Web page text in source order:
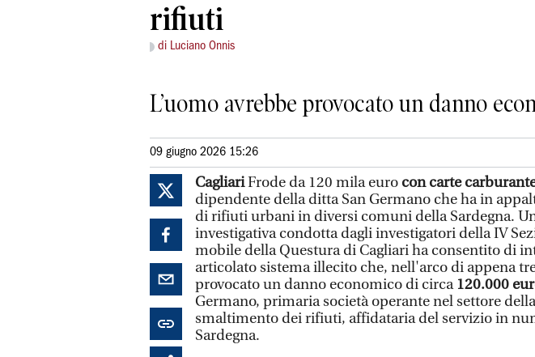
rifiuti
di Luciano Onnis
L’uomo avrebbe provocato un danno
09 giugno 2026 15:26
CagliariFrode da 120 mila euro con carte
dipendente della ditta San Germano che ha in
di rifiuti urbani in diversi comuni della Sardegna.
investigativa condotta dagli investigatori della IV
mobile della Questura di Cagliari ha consentito di
articolato sistema illecito che, nell'arco di appena
provocato un danno economico di circa 120.000
Germano, primaria società operante nel settore
smaltimento dei rifiuti, affidataria del servizio in
Sardegna.